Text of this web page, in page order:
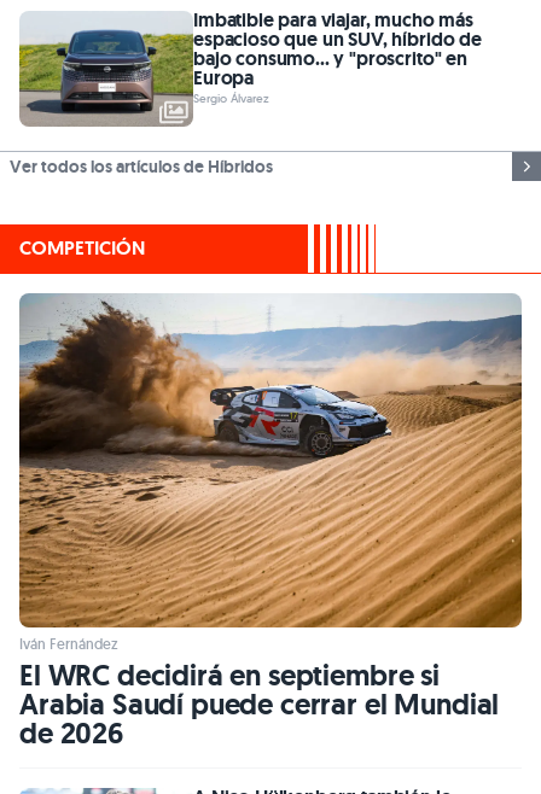
Imbatible para viajar, mucho más
espacioso que un SUV, híbrido de
bajo consumo... y "proscrito" en
Europa
Sergio Álvarez
Ver todos los artículos de Híbridos
COMPETICIÓN
Iván Fernández
El WRC decidirá en septiembre si
Arabia Saudí puede cerrar el Mundial
de 2026